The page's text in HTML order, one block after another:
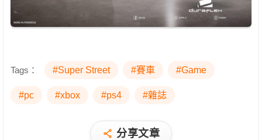
Tags： #Super Street #賽車 #Game
#pc #xbox #ps4 #雜誌
分享文章